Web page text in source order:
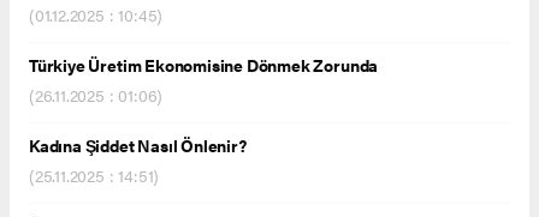
(01.12.2025 : 10:45)
Türkiye Üretim Ekonomisine Dönmek Zorunda
(26.11.2025 : 01:06)
Kadına Şiddet Nasıl Önlenir?
(25.11.2025 : 14:51)